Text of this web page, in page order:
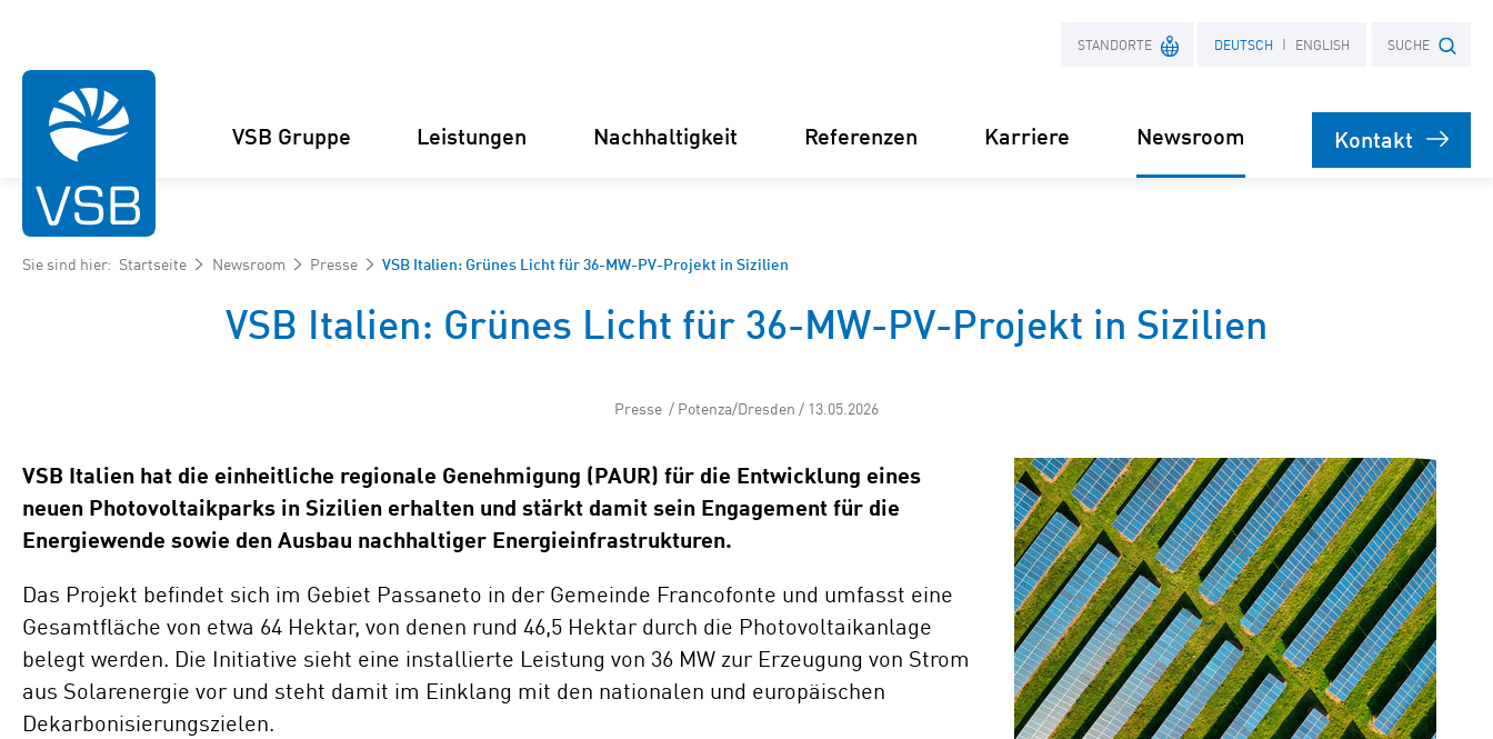
STANDORTE
Frankreich
DEUTSCH ENGLISH SUCHE
VSB Gruppe
Struktur
Standorte
Leistungen
Windenergie-Projekte
Kooperationen
Repowering
Batteriespeicherlösungen
ENERGYNIOUS –
Individuelle
Umspannwerke
Betriebsführung
Instandhaltung
Erneuerbare
Batteriespeicher
(BESS)
E-Mobility Lösungen
Nachhaltigkeit Referenzen Karriere Newsroom Kontakt
Sie sind hier: Startseite Newsroom Presse VSB Italien: Grünes Licht für 36-MW-PV-Projekt in Sizilien
VSB Italien: Grünes Licht für 36-MW-PV-Projekt in Sizilien
Presse / Potenza/Dresden / 13.05.2026
VSB Italien hat die einheitliche regionale Genehmigung (PAUR) für die Entwicklung eines
neuen Photovoltaikparks in Sizilien erhalten und stärkt damit sein Engagement für die
Energiewende sowie den Ausbau nachhaltiger Energieinfrastrukturen.
Das Projekt befindet sich im Gebiet Passaneto in der Gemeinde Francofonte und umfasst eine
Gesamtfläche von etwa 64 Hektar, von denen rund 46,5 Hektar durch die Photovoltaikanlage
belegt werden. Die Initiative sieht eine installierte Leistung von 36 MW zur Erzeugung von Strom
aus Solarenergie vor und steht damit im Einklang mit den nationalen und europäischen
Dekarbonisierungszielen.